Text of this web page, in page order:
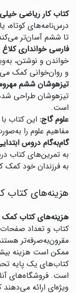
کتاب کار ریاضی
درس‌نامه‌های کوتاه،
تا ششم آسان‌تر
فارسی خوانداری
خواندن و نوشتن،
و روان‌خوانی کمک
تیزهوشان ششم
تیزهوشان طراحی
است.
علوم گاج: این کتاب
مفاهیم علوم را
گام‌به‌گام دروس
به تمرین‌های کتاب
به فرزندان خود کمک
هزینه‌های کتاب
هزینه‌های کتاب کمک
کتاب و تعداد
مقرون‌به‌صرفه‌تر
ممکن است هزینه
کتاب‌های یک پایه
است. فروشگاه‌های
ویژه‌ای ارائه